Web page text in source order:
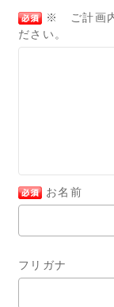
※ ご計画内
ださい。
お名前
フリガナ